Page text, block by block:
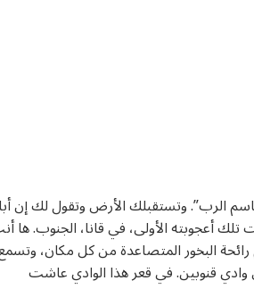
الرب”. وتستقبلك الأرض وتقول لك إن
تلك أعجوبته الأولى، في قانا، الجنوب. ها
البخور المتصاعدة من كل مكان،
وادي قنوبين. في قعر هذا الوادي عاشت